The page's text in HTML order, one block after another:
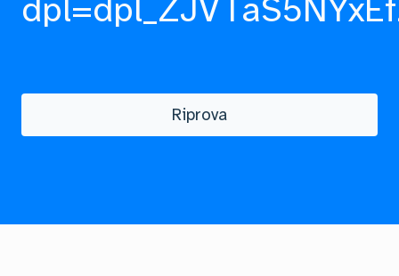
Riprova